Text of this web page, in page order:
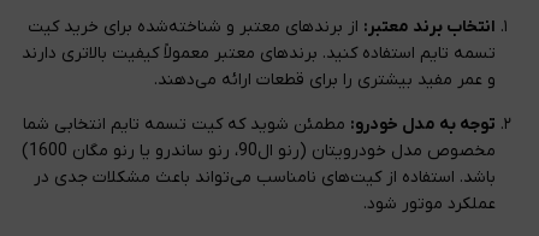
انتخاب برند معتبر: از برندهای معتبر و شناخته‌شده برای خرید کیت
تسمه تایم استفاده کنید. برندهای معتبر معمولاً کیفیت بالاتری دارند
و عمر مفید بیشتری را برای قطعات ارائه می‌دهند.
توجه به مدل خودرو: مطمئن شوید که کیت تسمه تایم انتخابی شما
مخصوص مدل خودرویتان (رنو ال90، رنو ساندرو یا رنو مگان 1600)
باشد. استفاده از کیت‌های نامناسب می‌تواند باعث مشکلات جدی در
عملکرد موتور شود.